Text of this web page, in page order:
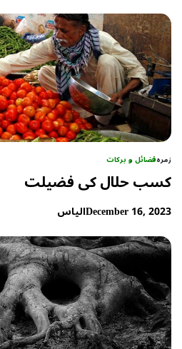
زمرہفضائل و برکات
کسب حلال کی فضیلت
December 16, 2023الیاس